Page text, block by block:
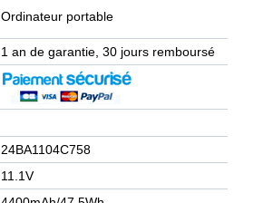
Ordinateur portable
1 an de garantie, 30 jours remboursé
24BA1104C758
11.1V